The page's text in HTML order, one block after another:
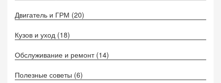
Двигатель и ГРМ (20)
Кузов и уход (18)
Обслуживание и ремонт (14)
Полезные советы (6)